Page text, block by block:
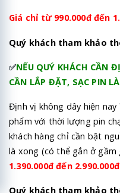
Giá chỉ từ 990.000đ đến
Quý khách tham khảo
✅NẾU QUÝ KHÁCH CẦN
CẦN LẮP ĐẶT, SẠC PIN
Định vị không dây hiện
phẩm với thời lượng pin
khách hàng chỉ cần bật
là xong (có thể gắn ở gầm
1.390.000đ đến 2.990.000đ
Quý khách tham khảo